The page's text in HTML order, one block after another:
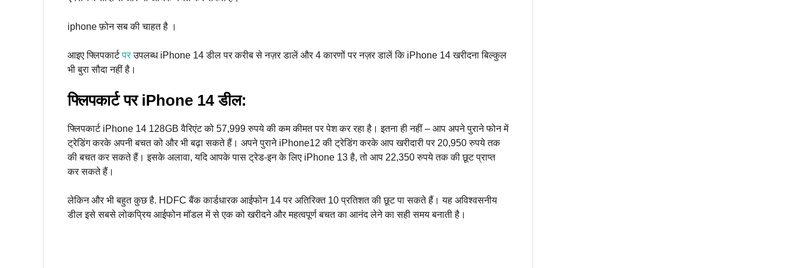
iphone फ़ोन सब की चाहत है ।
आइए फ्लिपकार्टपरउपलब्ध iPhone 14 डील पर करीब से नज़र डालें और 4 कारणों पर नज़र डालें कि iPhone 14 खरीदना बिल्कुल
भी बुरा सौदा नहीं है।
फ्लिपकार्ट पर iPhone 14 डील:
फ्लिपकार्ट iPhone 14 128GB वैरिएंट को 57,999 रुपये की कम कीमत पर पेश कर रहा है। इतना ही नहीं – आप अपने पुराने फोन में
ट्रेडिंग करके अपनी बचत को और भी बढ़ा सकते हैं। अपने पुराने iPhone12 की ट्रेडिंग करके आप खरीदारी पर 20,950 रुपये तक
की बचत कर सकते हैं। इसके अलावा, यदि आपके पास ट्रेड-इन के लिए iPhone 13 है, तो आप 22,350 रुपये तक की छूट प्राप्त
कर सकते हैं।
लेकिन और भी बहुत कुछ है. HDFC बैंक कार्डधारक आईफोन 14 पर अतिरिक्त 10 प्रतिशत की छूट पा सकते हैं। यह अविश्वसनीय
डील इसे सबसे लोकप्रिय आईफोन मॉडल में से एक को खरीदने और महत्वपूर्ण बचत का आनंद लेने का सही समय बनाती है।